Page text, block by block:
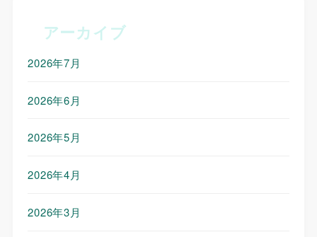
アーカイブ
2026年7月
2026年6月
2026年5月
2026年4月
2026年3月